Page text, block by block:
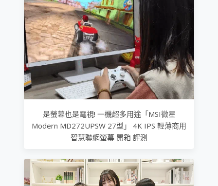
是螢幕也是電視! 一機超多用途「MSI微星
Modern MD272UPSW 27型」 4K IPS 輕薄商用
智慧聯網螢幕 開箱 評測